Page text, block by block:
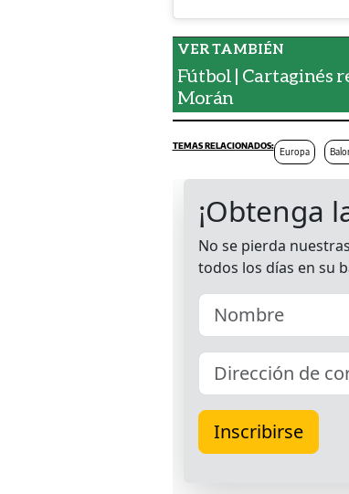
Fútbol | Cartaginés
Morán
Europa